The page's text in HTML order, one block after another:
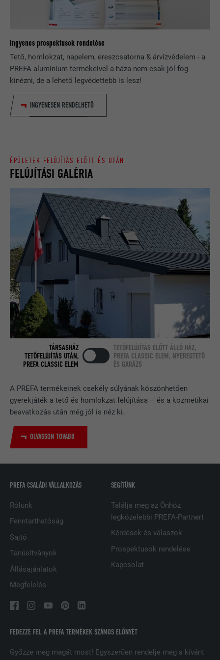
Ingyenes prospektusok rendelése
Tető, homlokzat, napelem, ereszcsatorna & árvízvédelem - a
PREFA alumínium termékeivel a háza nem csak jól fog
kinézni, de a lehető legvédettebb is lesz!
INGYENESEN RENDELHETŐ
A PREFA termékeinek csekély súlyának köszönhetően
gyerekjáték a tető és homlokzat felújítása – és a kozmetikai
beavatkozás után még jól is néz ki.
OLVASSON TOVÁBB
FELÚJÍTÁSI GALÉRIA
ÉPÜLETEK FELÚJÍTÁS ELŐTT ÉS UTÁN
TÁRSASHÁZ
TETŐFELÚJÍTÁS UTÁN,
PREFA CLASSIC ELEM
TETŐFELÚJÍTÁS ELŐTT ÁLLÓ HÁZ,
PREFA CLASSIC ELEM, NYEREGTETŐ
ÉS GARÁZS
FEDEZZE FEL A PREFA TERMÉKEK SZÁMOS ELŐNYÉT
Győzze meg magát most! Egyszerűen rendelje meg a kívánt
PREFA CSALÁDI VÁLLALKOZÁS
Rólunk
Fenntarthatóság
Sajtó
Tanúsítványok
Állásajánlatok
Megfelelés
SEGÍTÜNK
Találja meg az Önhöz
legközelebbi PREFA-Partnert
Kérdések és válaszok
Prospektusok rendelése
Kapcsolat
FOLYAMAT 1 nap
Egy egyértelmű azonosítót jegyez be,
kapcsolatban, hogy a látogató hogyan
SZOLGÁLTATÓ Google Optimize
FOLYAMAT 90 nap
CÉL
Teszt jelleggel alkalmazzák annak
ellenőrzésére, hogy a böngésző engedi-
e sütik elhelyezését. Azonosító
jellemzőket nem tartalmaz.
kereséseknél oldalanként hány
eredményt jelenítsenek meg (pl. 10
vagy 20), vagy hogy a Google
NÉV lang
NÉV lang
SZOLGÁLTATÓ LinkedIn
FOLYAMAT Munkamenet
CÉL
A LinkedIn használja, ha egy weboldal
beágyazott nyomonkövetési ablakot
NÉV bcookie
SZOLGÁLTATÓ LinkedIn
FOLYAMAT
CÉL
A LinkedIn közösségi hálózati
beágyazott szolgáltatások nyomon
követése.
NÉV
A LinkedIn közösségi hálózati
szolgáltatás használja, célja a
beágyazott szolgáltatások nyomon
NÉV UserMatchHistory
SZOLGÁLTATÓ
FOLYAMAT 29 nap
CÉL
A többes webhelyek látogatóinak
a céllal, hogy jól illeszkedő hirdetéseket